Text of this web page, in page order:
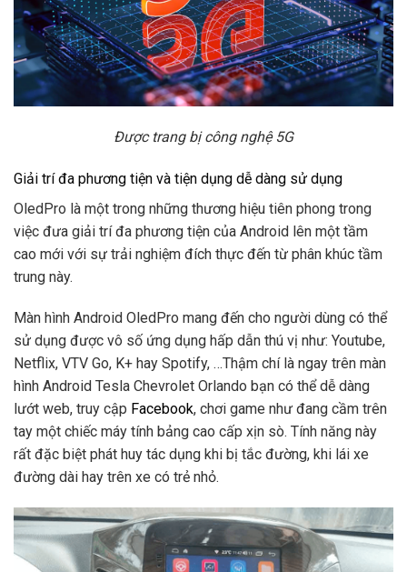
Được trang bị công nghệ 5G
Giải trí đa phương tiện và tiện dụng dễ dàng sử dụng
OledPro là một trong những thương hiệu tiên phong trong
việc đưa giải trí đa phương tiện của Android lên một tầm
cao mới với sự trải nghiệm đích thực đến từ phân khúc tầm
trung này.
Màn hình Android OledPro mang đến cho người dùng có thể
sử dụng được vô số ứng dụng hấp dẫn thú vị như: Youtube,
Netflix, VTV Go, K+ hay Spotify, …Thậm chí là ngay trên màn
hình Android Tesla Chevrolet Orlando bạn có thể dễ dàng
lướt web, truy cập Facebook, chơi game như đang cầm trên
tay một chiếc máy tính bảng cao cấp xịn sò. Tính năng này
rất đặc biệt phát huy tác dụng khi bị tắc đường, khi lái xe
đường dài hay trên xe có trẻ nhỏ.